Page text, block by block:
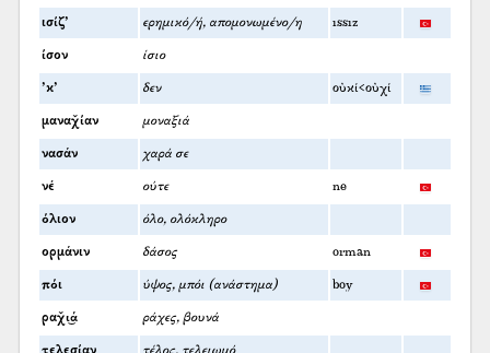
ισίζ’ ερημικό/ή, απομονωμένο/η ıssız
ίσον ίσιο
’κ’ δεν οὐκί<οὐχί
μαναχ̌ίαν μοναξιά
νασάν χαρά σε
νέ ούτε ne
όλιον όλο, ολόκληρο
ορμάνιν δάσος orman
πόι ύψος, μπόι (ανάστημα) boy
ραχ̌ι͜ά ράχες, βουνά